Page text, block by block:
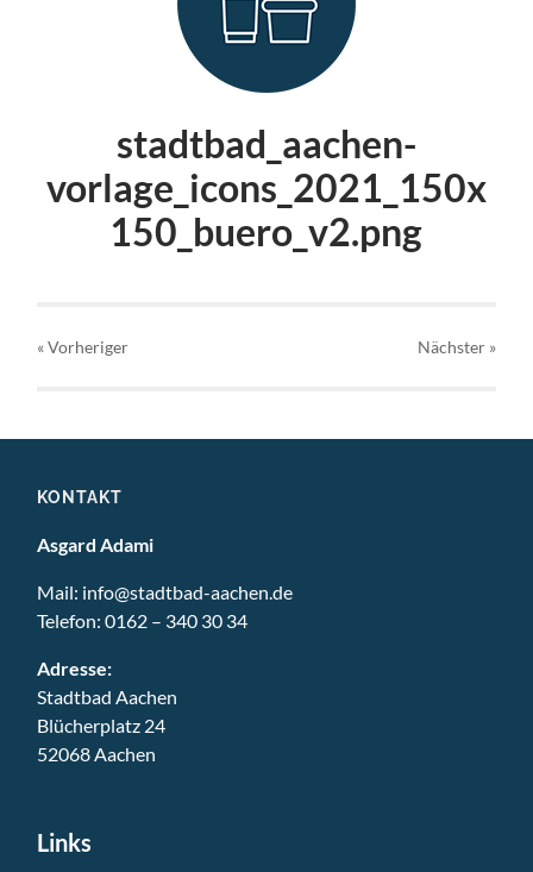
stadtbad_aachen-
vorlage_icons_2021_150x
150_buero_v2.png
« Vorheriger Nächster »
KONTAKT
Asgard Adami
Mail: info@stadtbad-aachen.de
Telefon:0162 – 340 30 34
Adresse:
Stadtbad Aachen
Blücherplatz 24
52068 Aachen
Links